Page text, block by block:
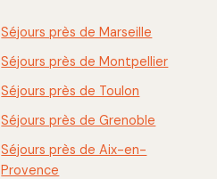
Séjours près de Marseille
Séjours près de Montpellier
Séjours près de Toulon
Séjours près de Grenoble
Séjours près de Aix-en-
Provence